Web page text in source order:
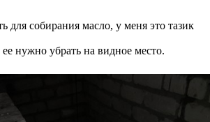
для собирания масло, у меня это тазик
нужно убрать на видное место.